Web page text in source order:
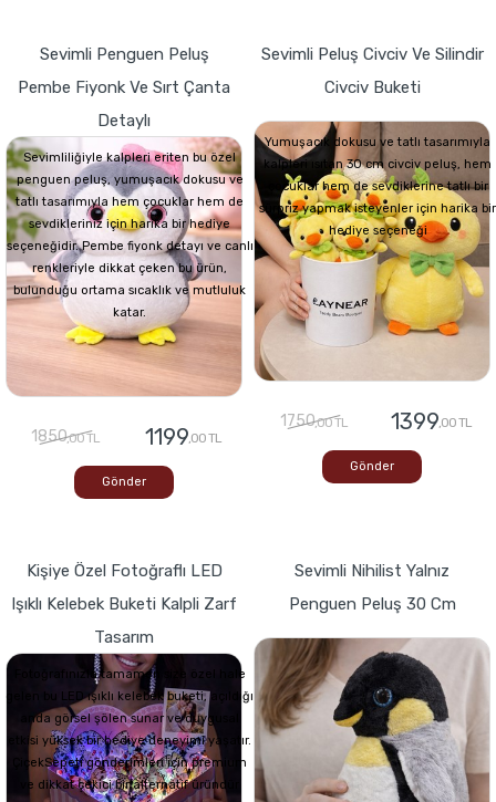
Sevimli Penguen Peluş
Pembe Fiyonk Ve Sırt Çanta
Detaylı
Sevimliliğiyle kalpleri eriten bu özel
penguen peluş, yumuşacık dokusu ve
tatlı tasarımıyla hem çocuklar hem de
sevdikleriniz için harika bir hediye
seçeneğidir. Pembe fiyonk detayı ve canlı
renkleriyle dikkat çeken bu ürün,
bulunduğu ortama sıcaklık ve mutluluk
katar.
1850,00 TL 1199,00 TL
Gönder
Sevimli Peluş Civciv Ve Silindir
Civciv Buketi
Yumuşacık dokusu ve tatlı tasarımıyla
kalpleri ısıtan 30 cm civciv peluş, hem
çocuklar hem de sevdiklerine tatlı bir
sürpriz yapmak isteyenler için harika bir
hediye seçeneği
1750,00 TL 1399,00 TL
Gönder
Kişiye Özel Fotoğraflı LED
Işıklı Kelebek Buketi Kalpli Zarf
Tasarım
Fotoğrafınızla tamamen size özel hale
gelen bu LED ışıklı kelebek buketi, açıldığı
anda görsel şölen sunar ve duygusal
etkisi yüksek bir hediye deneyimi yaşatır.
ÇiçekSepeti gönderimleri için premium
ve dikkat çekici bir alternatif üründür
Sevimli Nihilist Yalnız
Penguen Peluş 30 Cm